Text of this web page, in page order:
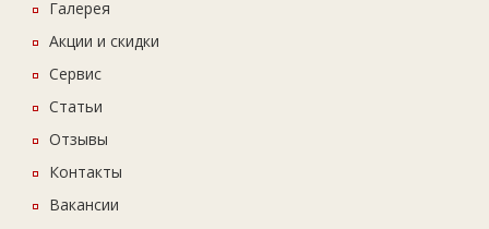
Галерея
Акции и скидки
Сервис
Статьи
Отзывы
Контакты
Вакансии